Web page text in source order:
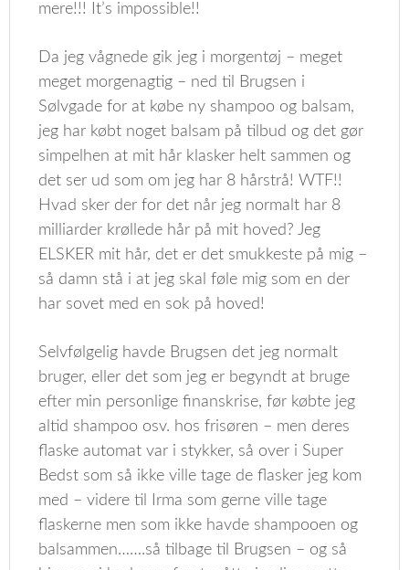
mere!!! It’s impossible!!
Da jeg vågnede gik jeg i morgentøj – meget
meget morgenagtig – ned til Brugsen i
Sølvgade for at købe ny shampoo og balsam,
jeg har købt noget balsam på tilbud og det gør
simpelhen at mit hår klasker helt sammen og
det ser ud som om jeg har 8 hårstrå! WTF!!
Hvad sker der for det når jeg normalt har 8
milliarder krøllede hår på mit hoved? Jeg
ELSKER mit hår, det er det smukkeste på mig –
så damn stå i at jeg skal føle mig som en der
har sovet med en sok på hoved!
Selvfølgelig havde Brugsen det jeg normalt
bruger, eller det som jeg er begyndt at bruge
efter min personlige finanskrise, før købte jeg
altid shampoo osv. hos frisøren – men deres
flaske automat var i stykker, så over i Super
Bedst som så ikke ville tage de flasker jeg kom
med – videre til Irma som gerne ville tage
flaskerne men som ikke havde shampooen og
balsammen…….så tilbage til Brugsen – og så